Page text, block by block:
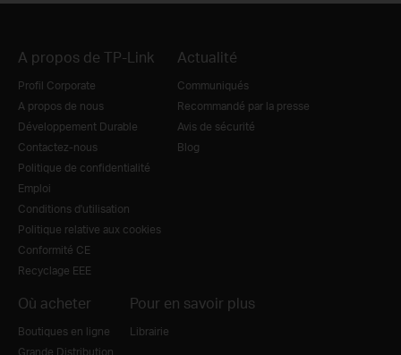
A propos de TP-Link
Profil Corporate
A propos de nous
Développement Durable
Contactez-nous
Politique de confidentialité
Emploi
Conditions d'utilisation
Politique relative aux cookies
Conformité CE
Recyclage EEE
Actualité
Communiqués
Recommandé par la presse
Avis de sécurité
Blog
Où acheter
Boutiques en ligne
Grande Distribution
Pour en savoir plus
Librairie